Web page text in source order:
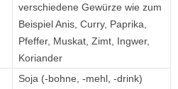
verschiedene Gewürze wie zum
Beispiel Anis, Curry, Paprika,
Pfeffer, Muskat, Zimt, Ingwer,
Koriander
Soja (-bohne, -mehl, -drink)